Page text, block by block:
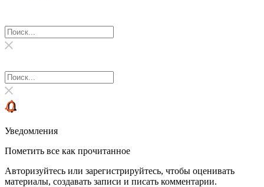
Уведомления
Пометить все как прочитанное
Авторизуйтесь или зарегистрируйтесь, чтобы оценивать
материалы, создавать записи и писать комментарии.